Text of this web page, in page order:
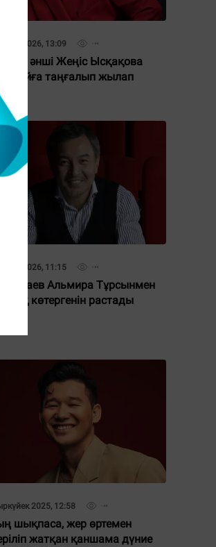
2026, 13:09
әнші Жеңіс Ысқақова
таңғалып жылап
2026, 11:15
Сатаев Альмира Тұрсынмен
көтергенін растады
2025, 12:58
шықпаса, жер өртемен
жатқан қаншама дүние